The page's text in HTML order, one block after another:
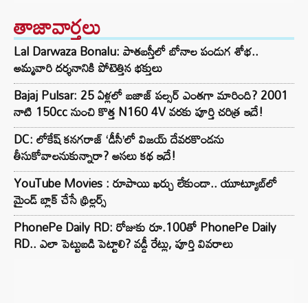
తాజావార్తలు
Lal Darwaza Bonalu: పాతబస్తీలో బోనాల పండుగ శోభ..
అమ్మవారి దర్శనానికి పోటెత్తిన భక్తులు
Bajaj Pulsar: 25 ఏళ్లలో బజాజ్ పల్సర్ ఎంతగా మారింది? 2001
నాటి 150cc నుంచి కొత్త N160 4V వరకు పూర్తి చరిత్ర ఇదే!
DC: లోకేష్ కనగరాజ్ ‘డీసీ’లో విజయ్ దేవరకొండను
తీసుకోవాలనుకున్నారా? అసలు కథ ఇదే!
YouTube Movies : రూపాయి ఖర్చు లేకుండా.. యూట్యూబ్‌లో
మైండ్ బ్లాక్‌ చేసే థ్రిల్లర్స్‌
PhonePe Daily RD: రోజుకు రూ.100తో PhonePe Daily
RD.. ఎలా పెట్టుబడి పెట్టాలి? వడ్డీ రేట్లు, పూర్తి వివరాలు